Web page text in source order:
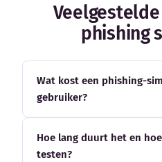
phishing
Wat kost een phishing-
gebruiker?
Hoe lang duurt het en
testen?